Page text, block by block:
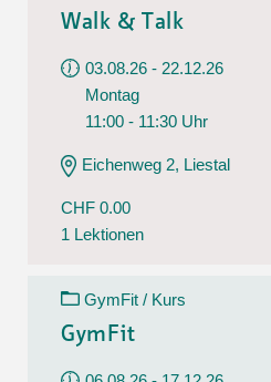
Walk & Talk
03.08.26 - 22.12.26
Montag
11:00 - 11:30 Uhr
Eichenweg 2, Liestal
CHF 0.00
1 Lektionen
GymFit / Kurs
GymFit